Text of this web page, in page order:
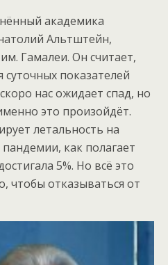
академика
Альтштейн,
Гамалеи. Он считает,
суточных показателей
нас ожидает спад, но
это произойдёт.
летальность на
как полагает
5%. Но всё это
чтобы отказываться от